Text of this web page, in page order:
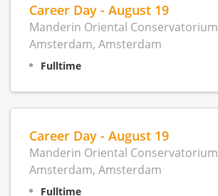
Career Day - August 19
Manderin Oriental Conservatorium
Amsterdam, Amsterdam
Fulltime
Career Day - August 19
Manderin Oriental Conservatorium
Amsterdam, Amsterdam
Fulltime